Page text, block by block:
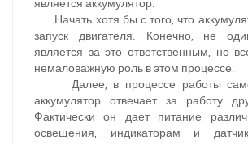
Начать хотя бы с того, что
запуск двигателя. Конечно, не
является за это ответственным, но
немаловажную роль в этом процессе.
Далее, в процессе работы
аккумулятор отвечает за работу
Фактически он дает питание
освещения, индикаторам и